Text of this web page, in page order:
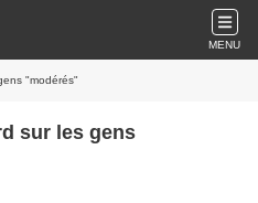
MENU
"modérés"
sur les gens